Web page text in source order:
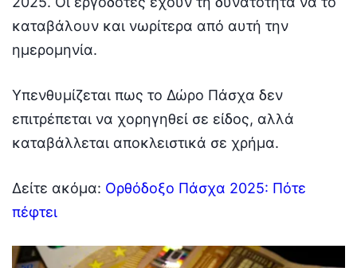
καταβάλουν και νωρίτερα από αυτή την
ημερομηνία.
Υπενθυμίζεται πως το Δώρο Πάσχα δεν
επιτρέπεται να χορηγηθεί σε είδος, αλλά
καταβάλλεται αποκλειστικά σε χρήμα.
Δείτε ακόμα: Ορθόδοξο Πάσχα 2025: Πότε
πέφτει